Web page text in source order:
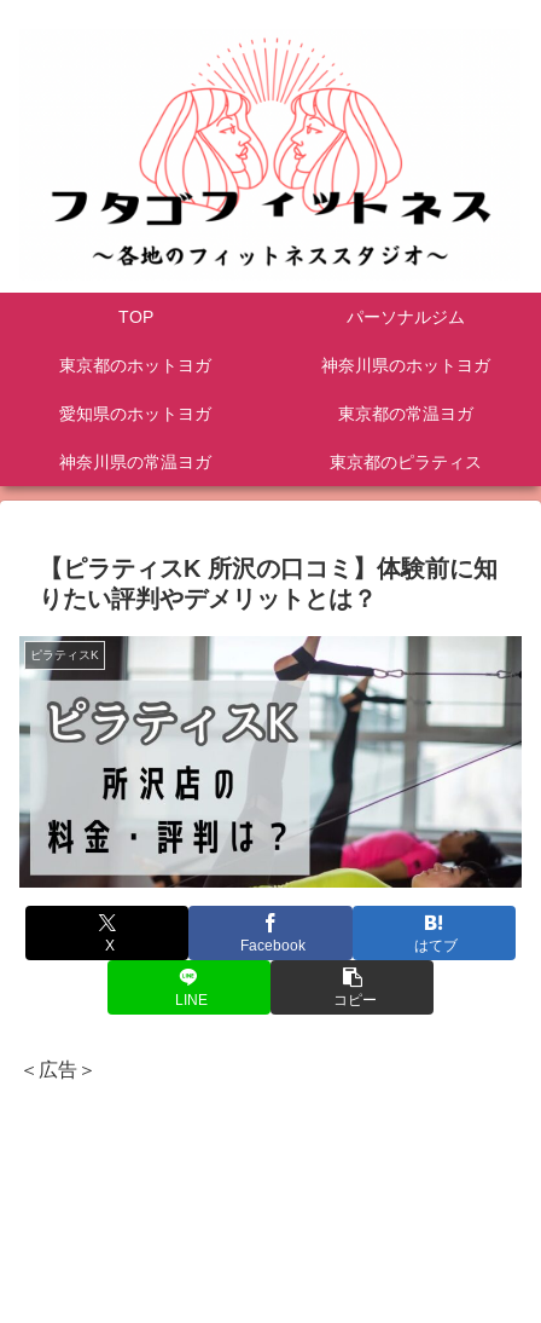
TOP パーソナルジム
東京都のホットヨガ 神奈川県のホットヨガ
愛知県のホットヨガ 東京都の常温ヨガ
神奈川県の常温ヨガ 東京都のピラティス
【ピラティスK 所沢の口コミ】体験前に知
りたい評判やデメリットとは？
ピラティスK
X Facebook はてブ
LINE コピー
＜広告＞